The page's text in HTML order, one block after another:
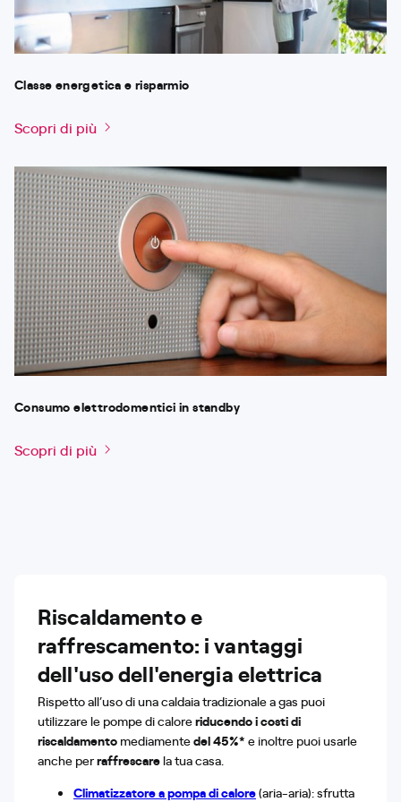
Classe energetica e risparmio
Scopri di più
Consumo elettrodomentici in standby
Scopri di più
Riscaldamento e
raffrescamento: i vantaggi
dell'uso dell'energia elettrica
Rispetto all’uso di una caldaia tradizionale a gas puoi
utilizzare le pompe di caloreriducendo i costi di
riscaldamento mediamentedel 45%* e inoltre puoi usarle
anche perraffrescarela tua casa.
Climatizzatore a pompa di calore(aria-aria): sfrutta